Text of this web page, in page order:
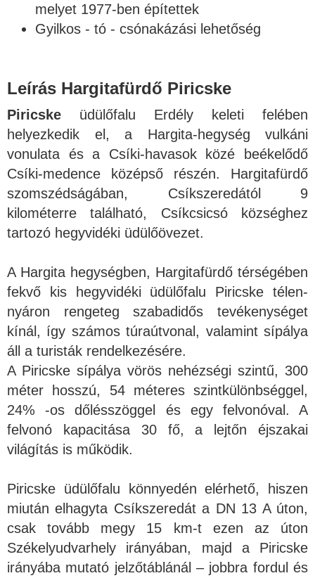
melyet 1977-ben építettek
Gyilkos - tó - csónakázási lehetőség
Leírás Hargitafürdő Piricske
Piricske üdülőfalu Erdély keleti felében
helyezkedik el, a Hargita-hegység vulkáni
vonulata és a Csíki-havasok közé beékelődő
Csíki-medence középső részén. Hargitafürdő
szomszédságában, Csíkszeredától 9
kilométerre található, Csíkcsicsó községhez
tartozó hegyvidéki üdülőövezet.
A Hargita hegységben, Hargitafürdő térségében
fekvő kis hegyvidéki üdülőfalu Piricske télen-
nyáron rengeteg szabadidős tevékenységet
kínál, így számos túraútvonal, valamint sípálya
áll a turisták rendelkezésére.
A Piricske sípálya vörös nehézségi szintű, 300
méter hosszú, 54 méteres szintkülönbséggel,
24% -os dőlésszöggel és egy felvonóval. A
felvonó kapacitása 30 fő, a lejtőn éjszakai
világítás is működik.
Piricske üdülőfalu könnyedén elérhető, hiszen
miután elhagyta Csíkszeredát a DN 13 A úton,
csak tovább megy 15 km-t ezen az úton
Székelyudvarhely irányában, majd a Piricske
irányába mutató jelzőtáblánál – jobbra fordul és